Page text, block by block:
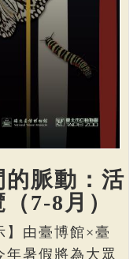
的脈動：活
7-8月）
】由臺博館×臺
年暑假將為大眾